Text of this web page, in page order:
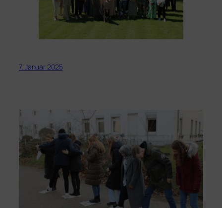
7. Januar 2025